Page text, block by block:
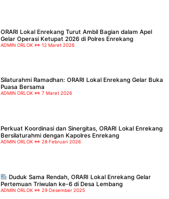
ORARI Lokal Enrekang Turut Ambil Bagian dalam Apel
Gelar Operasi Ketupat 2026 di Polres Enrekang
ADMIN ORLOK 12 Maret 2026
Silaturahmi Ramadhan: ORARI Lokal Enrekang Gelar Buka
Puasa Bersama
ADMIN ORLOK 7 Maret 2026
Perkuat Koordinasi dan Sinergitas, ORARI Lokal Enrekang
Bersilaturahmi dengan Kapolres Enrekang
ADMIN ORLOK 28 Februari 2026
Duduk Sama Rendah, ORARI Lokal Enrekang Gelar
Pertemuan Triwulan ke-6 di Desa Lembang
ADMIN ORLOK 29 Desember 2025